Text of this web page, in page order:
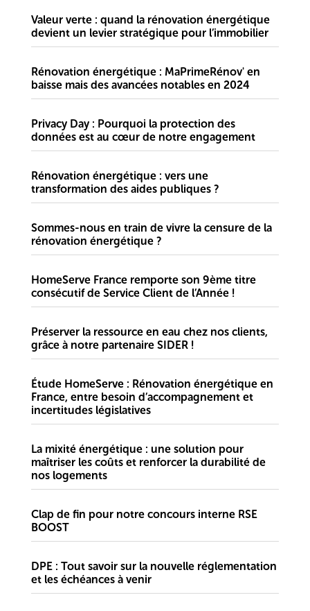
Valeur verte : quand la rénovation énergétique
devient un levier stratégique pour l’immobilier
Rénovation énergétique : MaPrimeRénov' en
baisse mais des avancées notables en 2024
Privacy Day : Pourquoi la protection des
données est au cœur de notre engagement
Rénovation énergétique : vers une
transformation des aides publiques ?
Sommes-nous en train de vivre la censure de la
rénovation énergétique ?
HomeServe France remporte son 9ème titre
consécutif de Service Client de l’Année !
Préserver la ressource en eau chez nos clients,
grâce à notre partenaire SIDER !
Étude HomeServe : Rénovation énergétique en
France, entre besoin d’accompagnement et
incertitudes législatives
La mixité énergétique : une solution pour
maîtriser les coûts et renforcer la durabilité de
nos logements
Clap de fin pour notre concours interne RSE
BOOST
DPE : Tout savoir sur la nouvelle réglementation
et les échéances à venir